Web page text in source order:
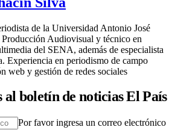
de la Universidad Antonio José
Audiovisual y técnico en
del SENA, además de especialista
Experiencia en periodismo de campo
web y gestión de redes sociales
boletín de noticias El País
Por favor ingresa un correo electrónico